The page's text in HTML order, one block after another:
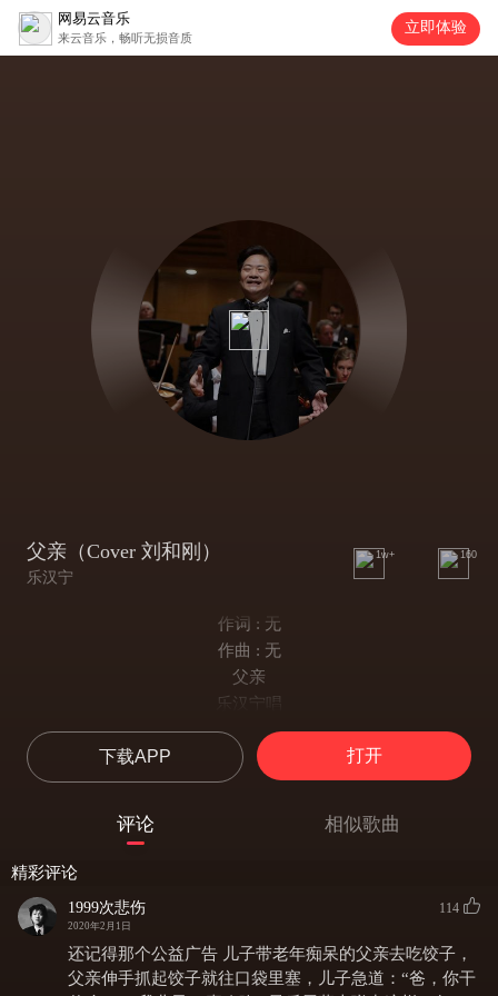
网易云音乐
来云音乐，畅听无损音质
立即体验
父亲（Cover 刘和刚）
乐汉宁
1w+ 160
作词 : 无
作曲 : 无
父亲
乐汉宁唱
想想你的背影
我感受了坚韧
抚摸你的双手
不知不觉你鬓角露了白发
人间的甘甜有十分
您只尝了三分
下载APP 打开
评论 相似歌曲
精彩评论
1999次悲伤
2020年2月1日
114
还记得那个公益广告 儿子带老年痴呆的父亲去吃饺子，
父亲伸手抓起饺子就往口袋里塞，儿子急道：“爸，你干